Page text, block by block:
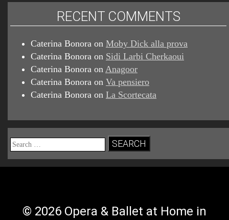
RECENT COMMENTS
Caterina Bonora on Moby Dick alla prova
Caterina Bonora on Sidi Larbi Cherkaoui
Caterina Bonora on Anagoor
Caterina Bonora on Va pensiero
Caterina Bonora on La Scortecata
Search
for:
© 2026 Opera & Ballet at Home in